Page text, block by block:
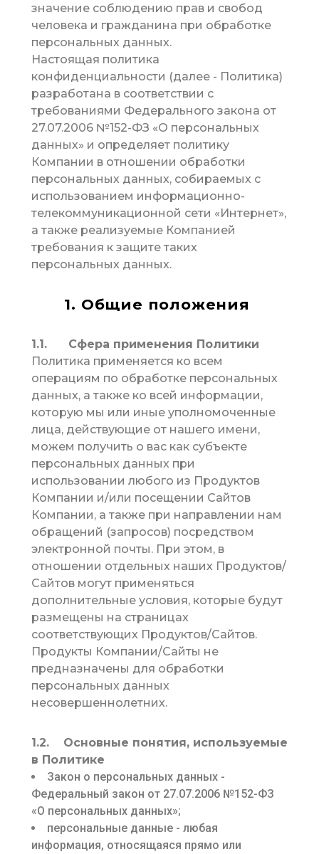
значение соблюдению прав и свобод
человека и гражданина при обработке
персональных данных.
Настоящая политика
конфиденциальности (далее - Политика)
разработана в соответствии с
требованиями Федерального закона от
27.07.2006 №152-ФЗ «О персональных
данных» и определяет политику
Компании в отношении обработки
персональных данных, собираемых с
использованием информационно-
телекоммуникационной сети «Интернет»,
а также реализуемые Компанией
требования к защите таких
персональных данных.
1. Общие положения
1.1. Сфера применения Политики
Политика применяется ко всем
операциям по обработке персональных
данных, а также ко всей информации,
которую мы или иные уполномоченные
лица, действующие от нашего имени,
можем получить о вас как субъекте
персональных данных при
использовании любого из Продуктов
Компании и/или посещении Сайтов
Компании, а также при направлении нам
обращений (запросов) посредством
электронной почты. При этом, в
отношении отдельных наших Продуктов/
Сайтов могут применяться
дополнительные условия, которые будут
размещены на страницах
соответствующих Продуктов/Сайтов.
Продукты Компании/Сайты не
предназначены для обработки
персональных данных
несовершеннолетних.
1.2. Основные понятия, используемые
в Политике
Закон о персональных данных -
Федеральный закон от 27.07.2006 №152-ФЗ
«О персональных данных»;
персональные данные - любая
информация, относящаяся прямо или